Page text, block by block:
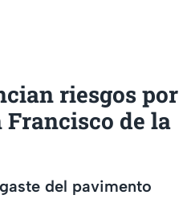
riesgos por
Francisco de la
del pavimento